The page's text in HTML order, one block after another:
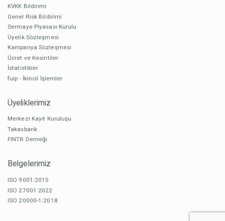
KVKK Bildirimi
Genel Risk Bildirimi
Sermaye Piyasası Kurulu
Üyelik Sözleşmesi
Kampanya Sözleşmesi
Ücret ve Kesintiler
İstatistikler
fuip - İkincil İşlemler
Üyeliklerimiz
Merkezi Kayıt Kuruluşu
Takasbank
FINTR Derneği
Belgelerimiz
ISO 9001:2015
ISO 27001:2022
ISO 20000-1:2018